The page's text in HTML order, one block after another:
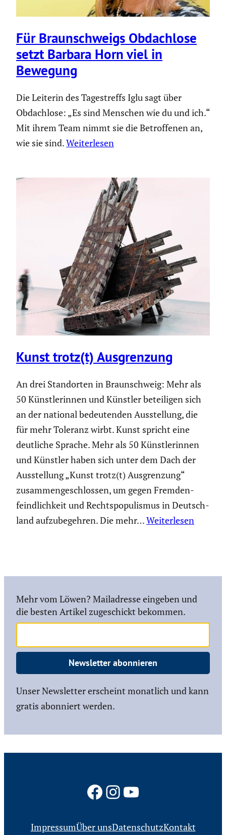
Für Braun­schweigs Obdach­lose
setzt Barbara Horn viel in
Bewegung
Die Leiterin des Tagestreffs Iglu sagt über
Obdachlose: „Es sind Menschen wie du und ich.“
Mit ihrem Team nimmt sie die Betroffenen an,
wie sie sind.Weiterlesen
Kunst trotz(t) Ausgren­zung
An drei Stand­orten in Braun­schweig: Mehr als
50 Künst­le­rinnen und Künstler betei­ligen sich
an der national bedeu­tenden Ausstel­lung, die
für mehr Toleranz wirbt. Kunst spricht eine
deutliche Sprache. Mehr als 50 Künst­le­rinnen
und Künstler haben sich unter dem Dach der
Ausstel­lung „Kunst trotz(t) Ausgren­zung“
zusam­men­ge­schlossen, um gegen Fremden­
feind­lich­keit und Rechts­po­pu­lismus in Deutsch­
land aufzu­be­gehren. Die mehr…Weiterlesen
Mehr vom Löwen? Mailadresse eingeben und
die besten Artikel zugeschickt bekommen.
Newsletter abonnieren
Unser Newsletter erscheint monatlich und kann
gratis abonniert werden.
Facebook
Instagram
YouTube
ImpressumÜber unsDatenschutzKontakt